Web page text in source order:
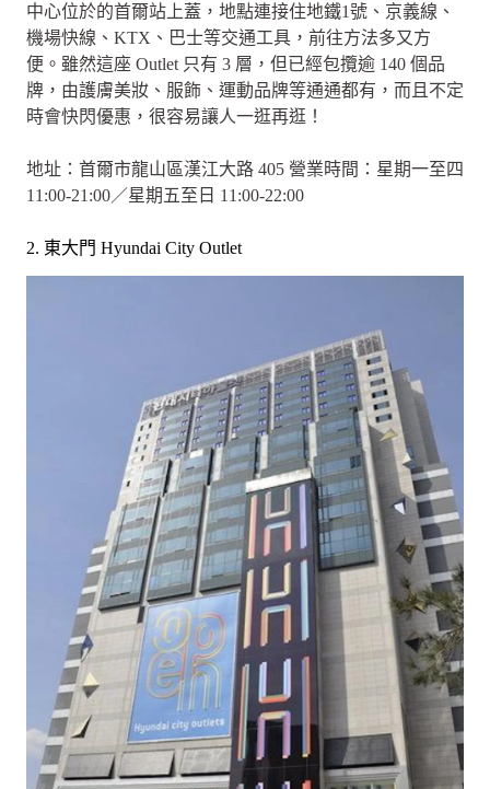
中心位於的首爾站上蓋，地點連接住地鐵1號、京義線、
機場快線、KTX、巴士等交通工具，前往方法多又方
便。雖然這座 Outlet 只有 3 層，但已經包攬逾 140 個品
牌，由護膚美妝、服飾、運動品牌等通通都有，而且不定
時會快閃優惠，很容易讓人一逛再逛！
地址：首爾市龍山區漢江大路 405 營業時間：星期一至四
11:00-21:00／星期五至日 11:00-22:00
2. 東大門 Hyundai City Outlet